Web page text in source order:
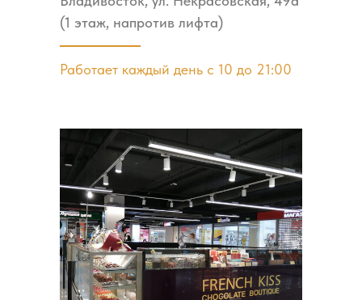
(1 этаж, напротив лифта)
Работает каждый день с 10 до 21:00